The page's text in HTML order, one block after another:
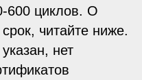
600 циклов. О
читайте ниже.
нет